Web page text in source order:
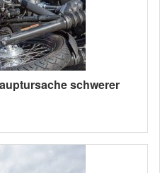
schwerer